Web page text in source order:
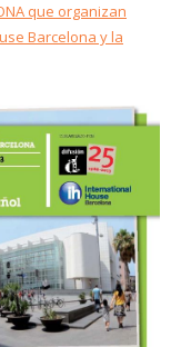
que organizan
Barcelona y la